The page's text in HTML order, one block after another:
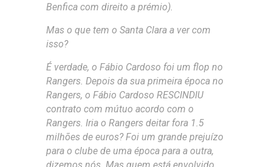
Benfica com direito a prémio).
Mas o que tem o Santa Clara a ver com
isso?
É verdade, o Fábio Cardoso foi um flop no
Rangers. Depois da sua primeira época no
Rangers, o Fábio Cardoso RESCINDIU
contrato com mútuo acordo com o
Rangers. Iria o Rangers deitar fora 1.5
milhões de euros? Foi um grande prejuízo
para o clube de uma época para a outra,